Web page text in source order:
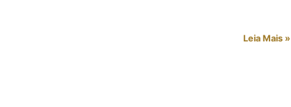
Leia Mais »